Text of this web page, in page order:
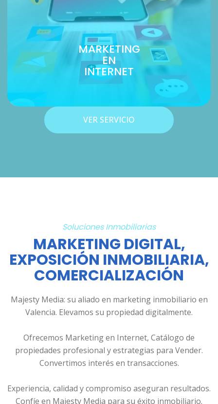
MARKETING
EN
INTERNET
VER SERVICIO
Soluciones Inmobiliarias
MARKETING DIGITAL,
EXPOSICIÓN INMOBILIARIA,
COMERCIALIZACIÓN
Majesty Media: su aliado en marketing inmobiliario en
Valencia. Elevamos su propiedad digitalmente.
Ofrecemos Marketing en Internet, Catálogo de
propiedades profesional y estrategias para Vender.
Convertimos interés en transacciones.
Experiencia, calidad y compromiso aseguran resultados.
Confíe en Majesty Media para su éxito inmobiliario.